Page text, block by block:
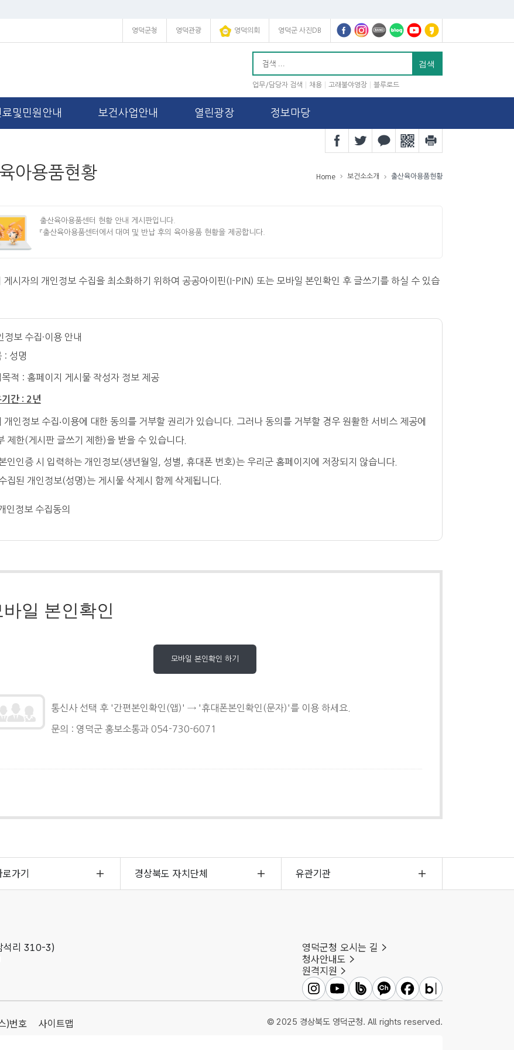
영덕군청 영덕관광 영덕의회 영덕군 사진DB
업무/담당자 검색 채용 고래불야영장 블루로드
료및민원안내 보건사업안내 열린광장 정보마당
아용품현황 Home 보건소소개 출산육아용품현황
출산육아용품센터 현황 안내 게시판입니다.
『출산육아용품센터에서 대여 및 반납 후의 육아용품 현황을 제공합니다.
게시자의 개인정보 수집을 최소화하기 위하여 공공아이핀(I-PIN) 또는 모바일 본인확인 후 글쓰기를 하실 수 있습
정보 수집·이용 안내
: 성명
목적 : 홈페이지 게시물 작성자 정보 제공
기간 : 2년
개인정보 수집‧이용에 대한 동의를 거부할 권리가 있습니다. 그러나 동의를 거부할 경우 원활한 서비스 제공에
제한(게시판 글쓰기 제한)을 받을 수 있습니다.
인인증 시 입력하는 개인정보(생년월일, 성별, 휴대폰 번호)는 우리군 홈페이지에 저장되지 않습니다.
집된 개인정보(성명)는 게시물 삭제시 함께 삭제됩니다.
인정보 수집동의
바일 본인확인
통신사 선택 후 '간편본인확인(앱)' → '휴대폰본인확인(문자)'를 이용 하세요.
문의 : 영덕군 홍보소통과 054-730-6071
가기 경상북도 자치단체 유관기관
석리 310-3)
영덕군청 오시는 길
청사안내도
원격지원
영
군
영
군
영
군
영
군
카
영
영
)번호 사이트맵 © 2025 경상북도 영덕군청. All rights reserved.